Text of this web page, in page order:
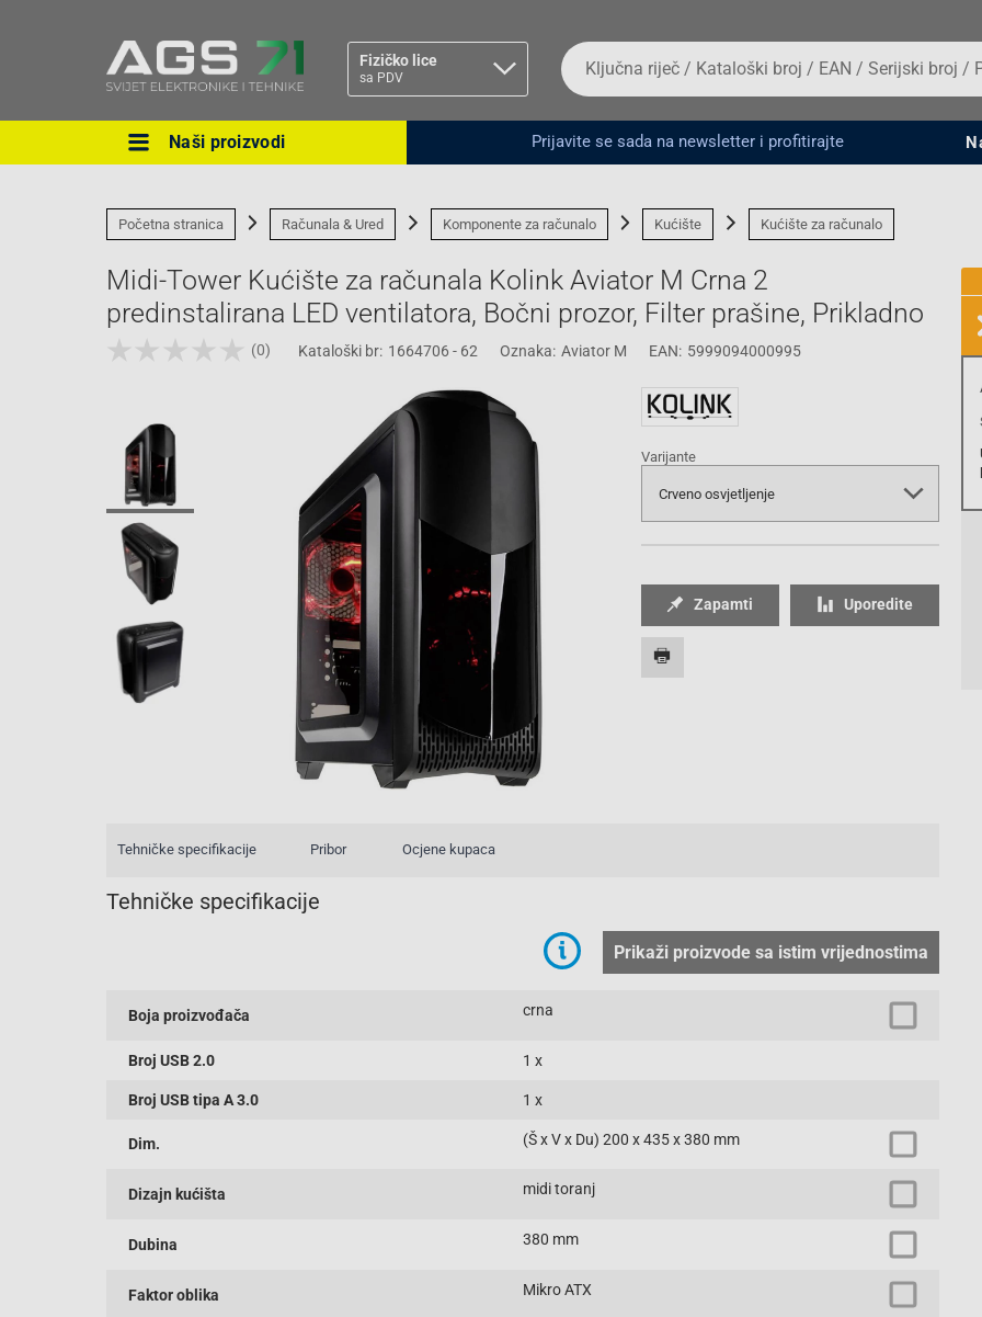
Fizičko lice
sa PDV
Ova postavka prilagođava asortiman proizvoda i
Pravno lice Fizičko lice
Da
biste
potražili
proizvod,
unesite
broj,
EAN
serijski
broj
Naši proizvodi Prijavite se sada na newsletter i profitirajte
Početna stranica Računala & Ured Komponente za računalo Kućište Kućište za računalo
Midi-Tower Kućište za računala Kolink Aviator M Crna 2
predinstalirana LED ventilatora, Bočni prozor, Filter prašine, Prikladno
(0) Kataloški br: 1664706 - 62 Oznaka: Aviator M EAN: 5999094000995
Varijante
Zapamti Uporedite
Tehničke specifikacije Pribor Ocjene kupaca
Tehničke specifikacije
Prikaži proizvode sa istim vrijednostima
Boja proizvođača crna
Broj USB 2.0 1 x
Broj USB tipa A 3.0 1 x
Dim. (Š x V x Du) 200 x 435 x 380 mm
Dizajn kućišta midi toranj
Dubina 380 mm
Faktor oblika Mikro ATX